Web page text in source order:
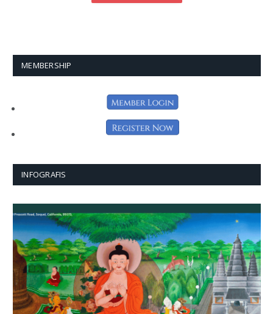
MEMBERSHIP
INFOGRAFIS